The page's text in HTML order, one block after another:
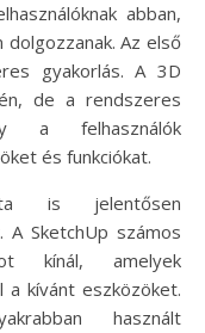
abban,
Az első
gyakorlás. A 3D
de a rendszeres
a felhasználók
és funkciókat.
is jelentősen
A SketchUp számos
kínál, amelyek
kívánt eszközöket.
használt